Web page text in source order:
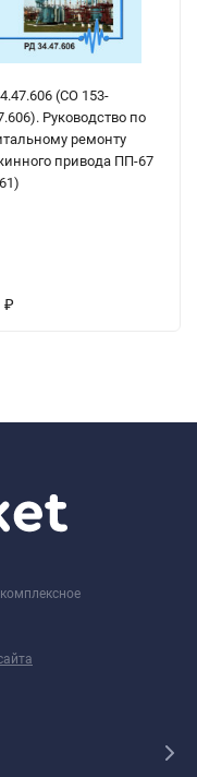
(СО 153-
Руководство по
ремонту
привода ПП-67
₽